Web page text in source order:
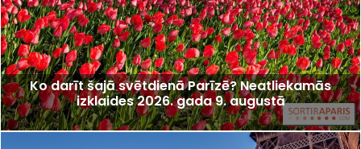
Ko darīt šajā svētdienā Parīzē? Neatliekamās
izklaides 2026. gada 9. augustā